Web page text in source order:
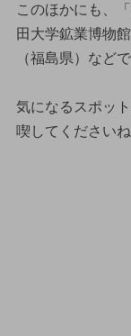
このほかにも、
田大学鉱業博物
（福島県）など
気になるスポッ
喫してください